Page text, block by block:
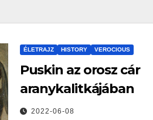
ÉLETRAJZ HISTORY VEROCIOUS
Puskin az orosz cár
aranykalitkájában
2022-06-08